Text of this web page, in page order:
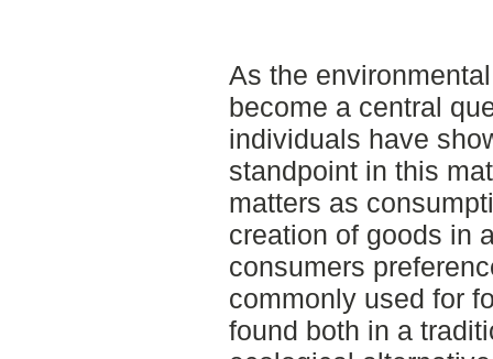
As the
become a central
individuals have
standpoint in this
matters as
creation of goods in
consumers
commonly used for
found both in a